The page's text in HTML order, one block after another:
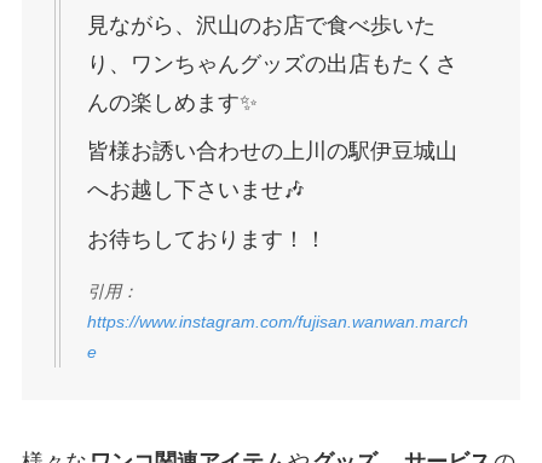
見ながら、沢山のお店で食べ歩いた
り、ワンちゃんグッズの出店もたくさ
んの楽しめます✨
皆様お誘い合わせの上川の駅伊豆城山
へお越し下さいませ🎶
お待ちしております！！
引用：
https://www.instagram.com/fujisan.wanwan.march
e